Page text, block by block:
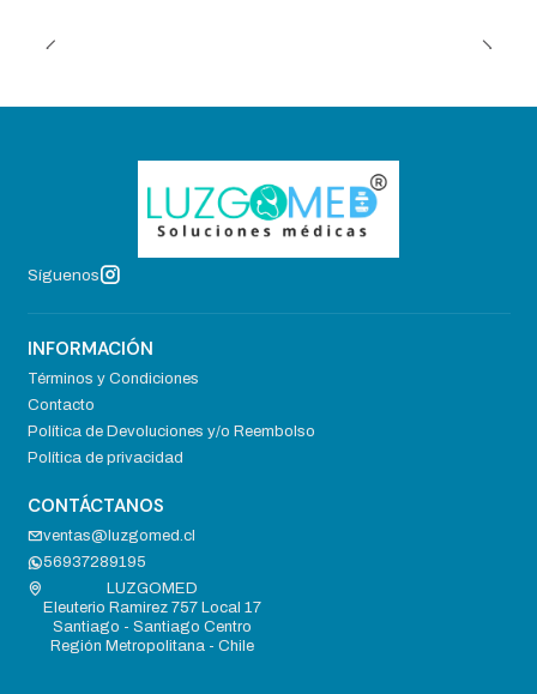
Síguenos
INFORMACIÓN
Términos y Condiciones
Contacto
Política de Devoluciones y/o Reembolso
Política de privacidad
CONTÁCTANOS
ventas@luzgomed.cl
56937289195
LUZGOMED
Eleuterio Ramirez 757 Local 17
Santiago - Santiago Centro
Región Metropolitana - Chile